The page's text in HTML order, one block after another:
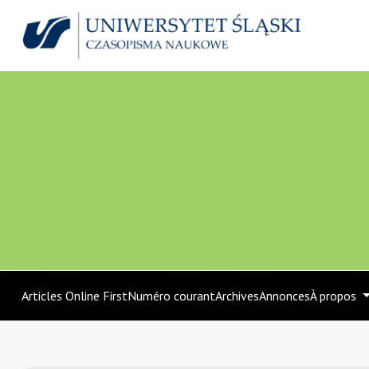
Articles Online FirstNuméro courantArchivesAnnoncesÀ propos